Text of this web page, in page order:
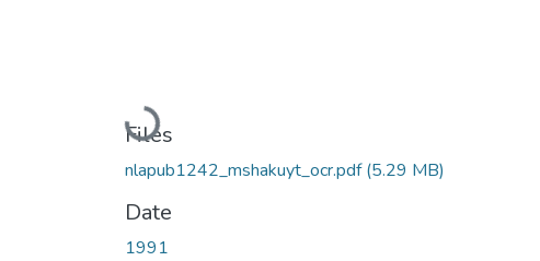
Loading...
Files
nlapub1242_mshakuyt_ocr.pdf(5.29 MB)
Date
1991